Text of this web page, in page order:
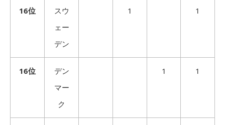
16位
スウ
ェー
デン
1 1
16位
デン
マー
ク
1 1